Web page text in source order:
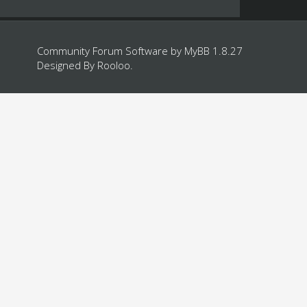
Community Forum Software by MyBB 1.8.27
Designed By Rooloo.